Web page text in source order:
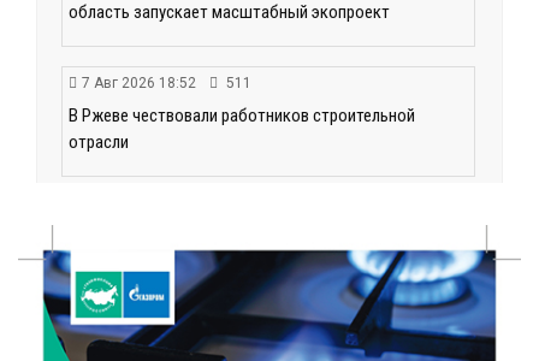
область запускает масштабный экопроект
7 Авг 2026 18:52 511
В Ржеве чествовали работников строительной
отрасли
Зарядка со стражем порядка объединила детей в
«Чайке»
7 Авг 2026 18:02 345